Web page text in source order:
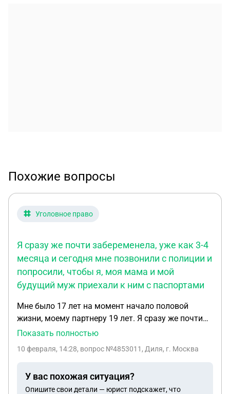
Похожие вопросы
Уголовное право
Я сразу же почти забеременела, уже как 3-4
месяца и сегодня мне позвонили с полиции и
попросили, чтобы я, моя мама и мой
будущий муж приехали к ним с паспортами
Мне было 17 лет на момент начало половой
жизни, моему партнеру 19 лет. Я сразу же почти
забеременела , уже как 3-4 месяца и сегодня мне
мама и мой будущий муж приехали к ним с
Показать полностью
10 февраля, 14:28, вопрос №4853011, Диля, г. Москва
У вас похожая ситуация?
Опишите свои детали — юрист подскажет, что